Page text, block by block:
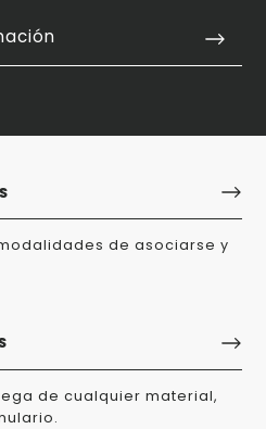
de asociarse y
de cualquier material,